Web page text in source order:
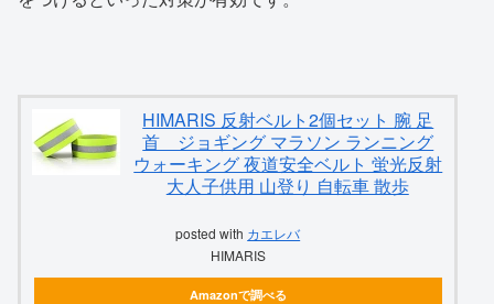
HIMARIS 反射ベルト2個セット 腕 足
首 ジョギング マラソン ランニング
ウォーキング 夜道安全ベルト 蛍光反射
大人子供用 山登り 自転車 散歩
posted with カエレバ
HIMARIS
Amazonで調べる